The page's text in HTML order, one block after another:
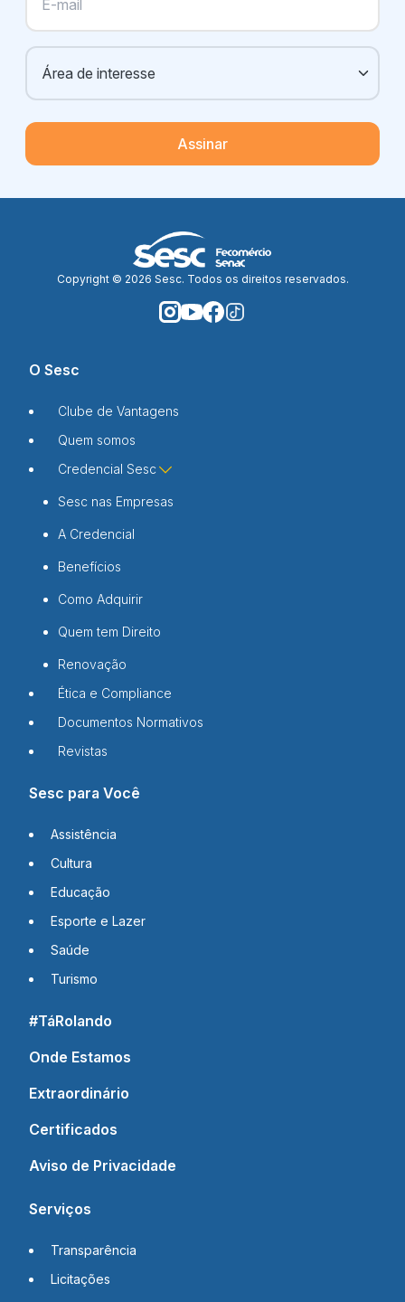
Assinar
Copyright © 2026 Sesc. Todos os direitos reservados.
O Sesc
Clube de Vantagens
Quem somos
Credencial Sesc
Sesc nas Empresas
A Credencial
Benefícios
Como Adquirir
Quem tem Direito
Renovação
Ética e Compliance
Documentos Normativos
Revistas
Sesc para Você
Assistência
Cultura
Educação
Esporte e Lazer
Saúde
Turismo
#TáRolando
Onde Estamos
Extraordinário
Certificados
Aviso de Privacidade
Serviços
Transparência
Licitações